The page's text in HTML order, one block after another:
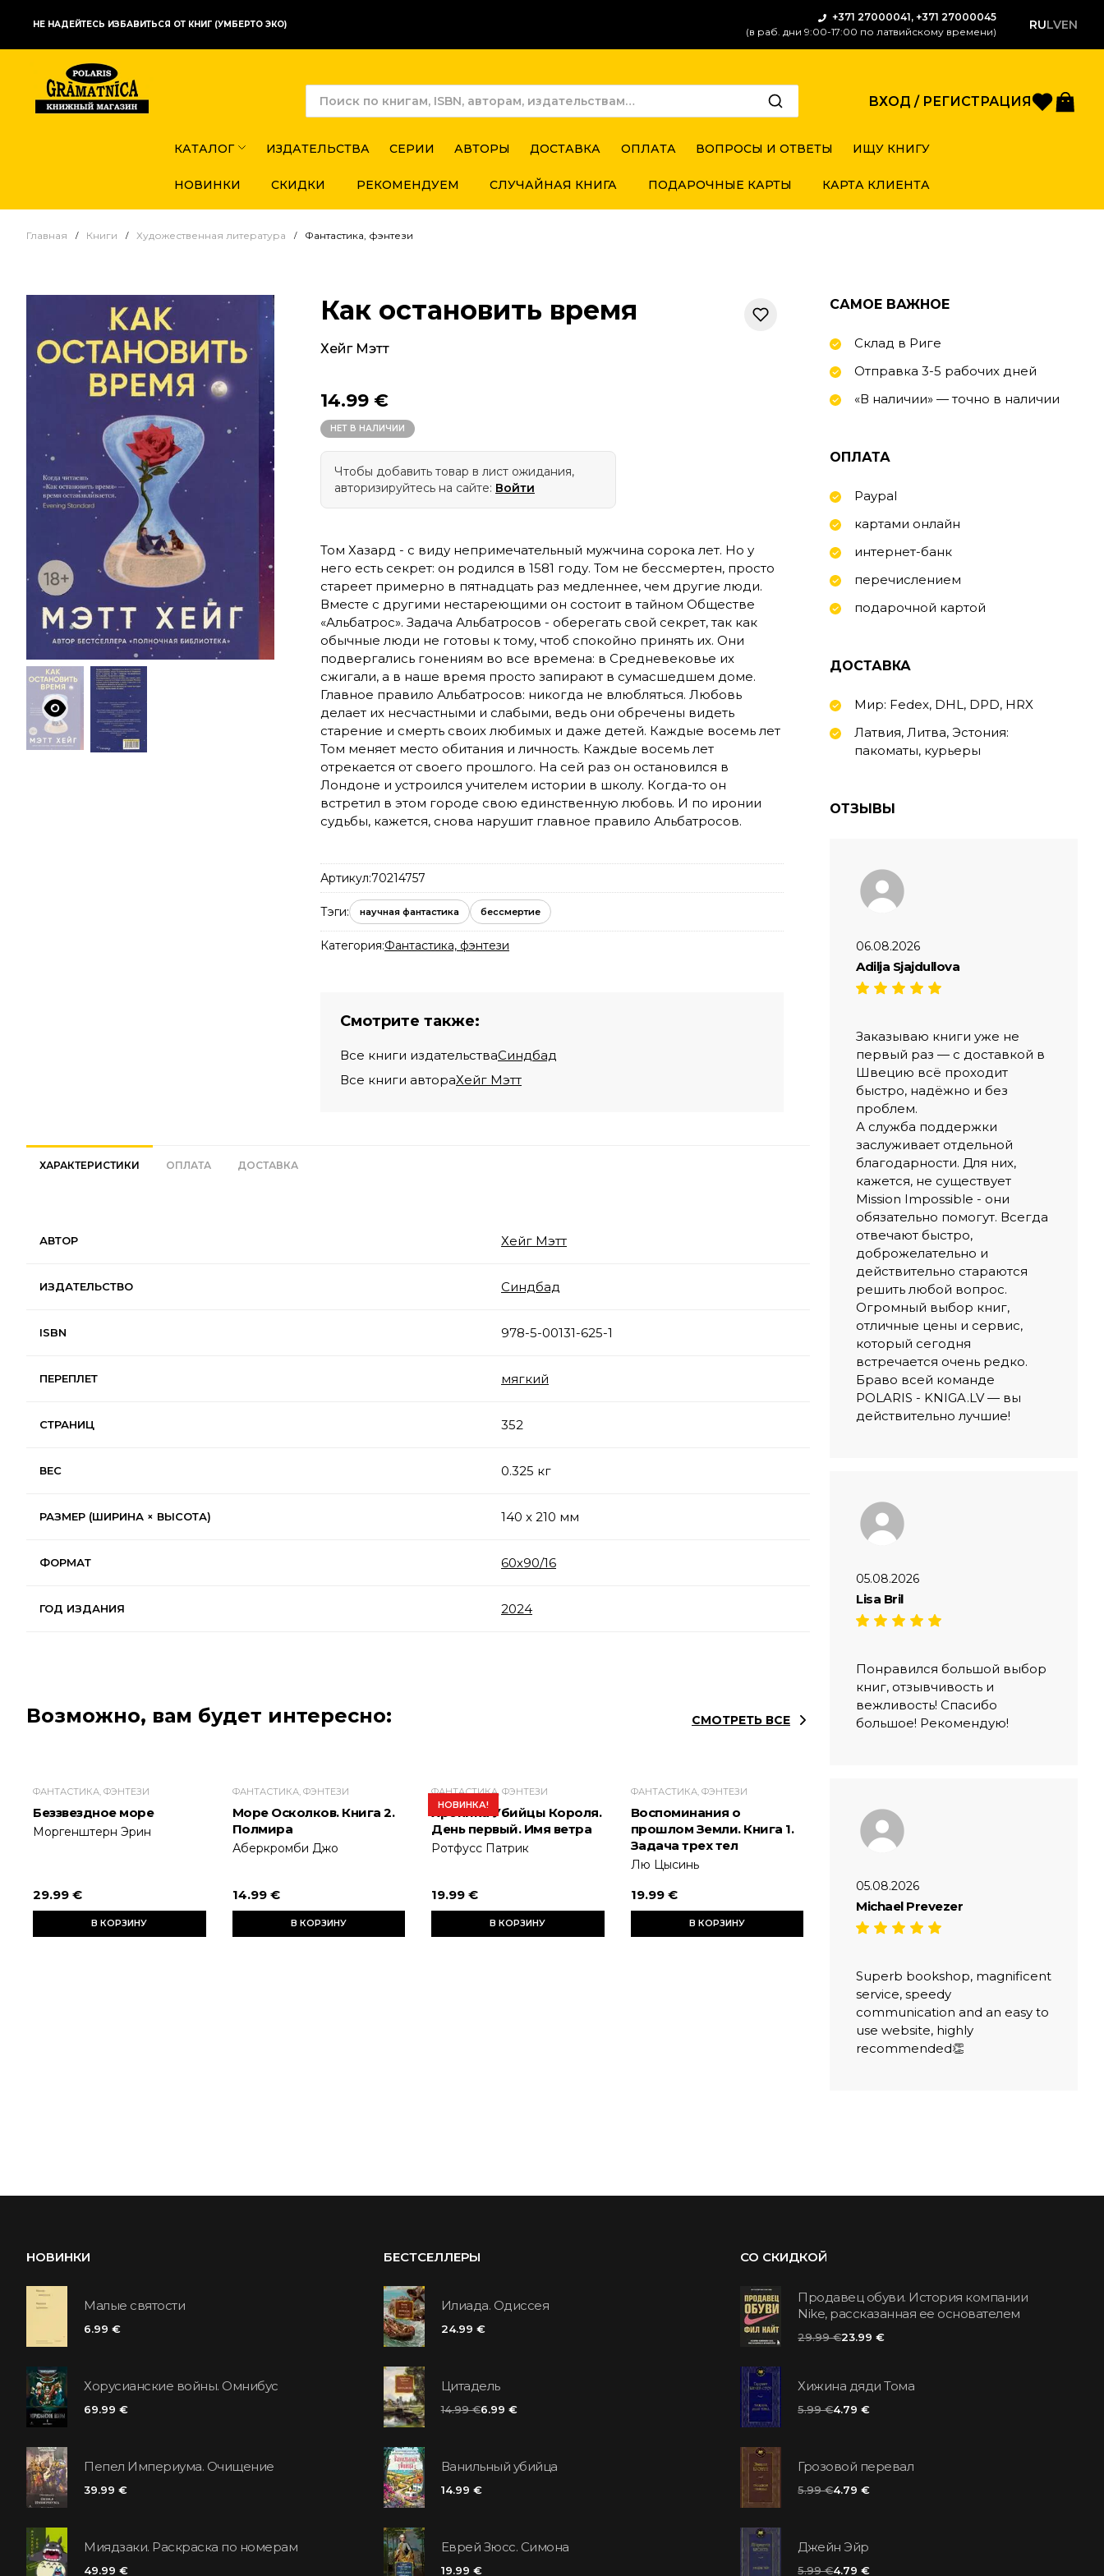
НЕ НАДЕЙТЕСЬ ИЗБАВИТЬСЯ ОТ КНИГ (УМБЕРТО ЭКО)
+371 27000041, +371 27000045
(в раб. дни 9:00-17:00 по латвийскому времени)
RULVEN
ВХОД / РЕГИСТРАЦИЯ
КАТАЛОГ ИЗДАТЕЛЬСТВА СЕРИИ АВТОРЫ ДОСТАВКА ОПЛАТА ВОПРОСЫ И ОТВЕТЫ ИЩУ КНИГУ
НОВИНКИ СКИДКИ РЕКОМЕНДУЕМ СЛУЧАЙНАЯ КНИГА ПОДАРОЧНЫЕ КАРТЫ КАРТА КЛИЕНТА
Главная Книги Художественная литература Фантастика, фэнтези
Как остановить время
Хейг Мэтт
14.99 €
НЕТ В НАЛИЧИИ
Чтобы добавить товар в лист ожидания,
авторизируйтесь на сайте: Войти
Том Хазард - с виду непримечательный мужчина сорока лет. Но у
него есть секрет: он родился в 1581 году. Том не бессмертен, просто
стареет примерно в пятнадцать раз медленнее, чем другие люди.
Вместе с другими нестареющими он состоит в тайном Обществе
«Альбатрос». Задача Альбатросов - оберегать свой секрет, так как
обычные люди не готовы к тому, чтоб спокойно принять их. Они
подвергались гонениям во все времена: в Средневековье их
сжигали, а в наше время просто запирают в сумасшедшем доме.
Главное правило Альбатросов: никогда не влюбляться. Любовь
делает их несчастными и слабыми, ведь они обречены видеть
старение и смерть своих любимых и даже детей. Каждые восемь лет
Том меняет место обитания и личность. Каждые восемь лет
отрекается от своего прошлого. На сей раз он остановился в
Лондоне и устроился учителем истории в школу. Когда-то он
встретил в этом городе свою единственную любовь. И по иронии
судьбы, кажется, снова нарушит главное правило Альбатросов.
Артикул:70214757
Тэги: научная фантастика бессмертие
Категория:Фантастика, фэнтези
Смотрите также:
Все книги издательстваСиндбад
Все книги автораХейг Мэтт
ХАРАКТЕРИСТИКИ ОПЛАТА ДОСТАВКА
АВТОР Хейг Мэтт
ИЗДАТЕЛЬСТВО Синдбад
ISBN 978-5-00131-625-1
ПЕРЕПЛЕТ мягкий
СТРАНИЦ 352
ВЕС 0.325 кг
РАЗМЕР (ШИРИНА × ВЫСОТА) 140 x 210 мм
ФОРМАТ 60х90/16
ГОД ИЗДАНИЯ 2024
Возможно, вам будет интересно: СМОТРЕТЬ ВСЕ
ФАНТАСТИКА, ФЭНТЕЗИ
Беззвездное море
Моргенштерн Эрин
29.99 €
В КОРЗИНУ
ФАНТАСТИКА, ФЭНТЕЗИ
Море Осколков. Книга 2.
Полмира
Аберкромби Джо
14.99 €
В КОРЗИНУ
НОВИНКА!
ФАНТАСТИКА, ФЭНТЕЗИ
Хроника Убийцы Короля.
День первый. Имя ветра
Ротфусс Патрик
19.99 €
В КОРЗИНУ
ФАНТАСТИКА, ФЭНТЕЗИ
Воспоминания о
прошлом Земли. Книга 1.
Задача трех тел
Лю Цысинь
19.99 €
В КОРЗИНУ
САМОЕ ВАЖНОЕ
Склад в Риге
Отправка 3-5 рабочих дней
«В наличии» — точно в наличии
ОПЛАТА
Paypal
картами онлайн
интернет-банк
перечислением
подарочной картой
ДОСТАВКА
Мир: Fedex, DHL, DPD, HRX
Латвия, Литва, Эстония:
пакоматы, курьеры
ОТЗЫВЫ
06.08.2026
Adilja Sjajdullova
Заказываю книги уже не
первый раз — с доставкой в
Швецию всё проходит
быстро, надёжно и без
проблем.
А служба поддержки
заслуживает отдельной
благодарности. Для них,
кажется, не существует
Mission Impossible - они
обязательно помогут. Всегда
отвечают быстро,
доброжелательно и
действительно стараются
решить любой вопрос.
Огромный выбор книг,
отличные цены и сервис,
который сегодня
встречается очень редко.
Браво всей команде
POLARIS - KNIGA.LV — вы
действительно лучшие!
05.08.2026
Lisa Bril
Понравился большой выбор
книг, отзывчивость и
вежливость! Спасибо
большое! Рекомендую!
05.08.2026
Michael Prevezer
Superb bookshop, magnificent
service, speedy
communication and an easy to
use website, highly
recommended👏
НОВИНКИ
Малые святости
6.99 €
Хорусианские войны. Омнибус
69.99 €
Пепел Империума. Очищение
39.99 €
Миядзаки. Раскраска по номерам
49.99 €
БЕСТСЕЛЛЕРЫ
Илиада. Одиссея
24.99 €
Цитадель
14.99 €6.99 €
Ванильный убийца
14.99 €
Еврей Зюсс. Симона
19.99 €
СО СКИДКОЙ
Продавец обуви. История компании
Nike, рассказанная ее основателем
29.99 €23.99 €
Хижина дяди Тома
5.99 €4.79 €
Грозовой перевал
5.99 €4.79 €
Джейн Эйр
5.99 €4.79 €